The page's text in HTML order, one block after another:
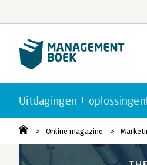
Uitdagingen + oplossingen
Online magazine